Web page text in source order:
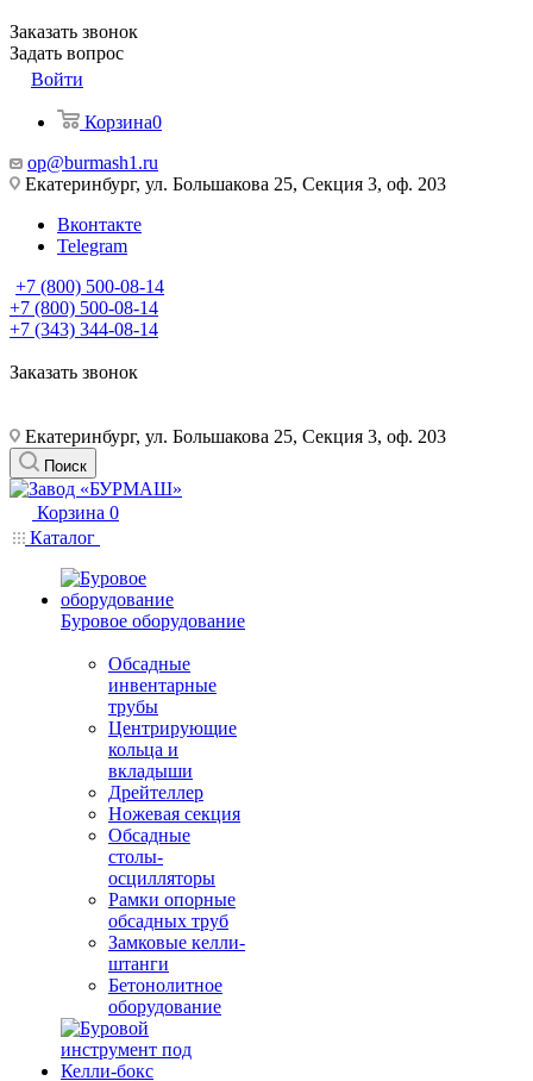
Заказать звонок
Задать вопрос
Войти
Корзина0
op@burmash1.ru
Екатеринбург, ул. Большакова 25, Секция 3, оф. 203
Вконтакте
Telegram
+7 (800) 500-08-14
+7 (800) 500-08-14
+7 (343) 344-08-14
Заказать звонок
Екатеринбург, ул. Большакова 25, Секция 3, оф. 203
Поиск
Корзина 0
Каталог
Буровое оборудование
Обсадные
инвентарные
трубы
Центрирующие
кольца и
вкладыши
Дрейтеллер
Ножевая секция
Обсадные
столы-
осцилляторы
Рамки опорные
обсадных труб
Замковые келли-
штанги
Бетонолитное
оборудование